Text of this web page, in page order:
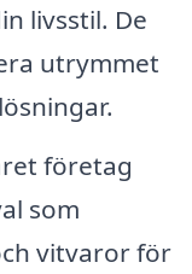
livsstil. De
utrymmet
företag
som
vitvaror för